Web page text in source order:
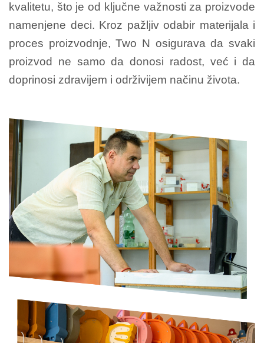
kvalitetu, što je od ključne važnosti za proizvode
namenjene deci. Kroz pažljiv odabir materijala i
proces proizvodnje, Two N osigurava da svaki
proizvod ne samo da donosi radost, već i da
doprinosi zdravijem i održivijem načinu života.